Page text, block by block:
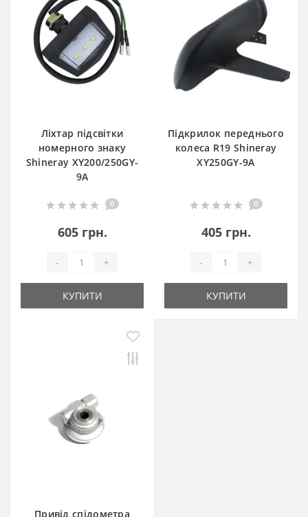
Ліхтар підсвітки
номерного знаку
Shineray XY200/250GY-
9A
0
605 грн.
- +
КУПИТИ
Підкрилок переднього
колеса R19 Shineray
XY250GY-9A
0
405 грн.
- +
КУПИТИ
Привід спідометра